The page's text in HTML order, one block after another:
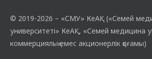
© 2019-2026 – «СМУ» КеАҚ («Семей
университеті» КеАҚ, «Семей медицина
коммерциялық емес акционерлік қоғамы)